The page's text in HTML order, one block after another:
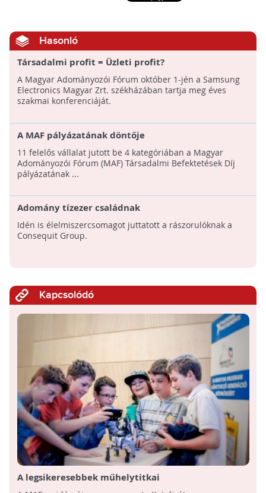
Hasonló
Társadalmi profit = Üzleti profit?
A Magyar Adományozói Fórum október 1-jén a Samsung
Electronics Magyar Zrt. székházában tartja meg éves
szakmai konferenciáját.
A MAF pályázatának döntője
11 felelős vállalat jutott be 4 kategóriában a Magyar
Adományozói Fórum (MAF) Társadalmi Befektetések Díj
pályázatának ...
Adomány tízezer családnak
Idén is élelmiszercsomagot juttatott a rászorulóknak a
Consequit Group.
Kapcsolódó
A legsikeresebbek műhelytitkai